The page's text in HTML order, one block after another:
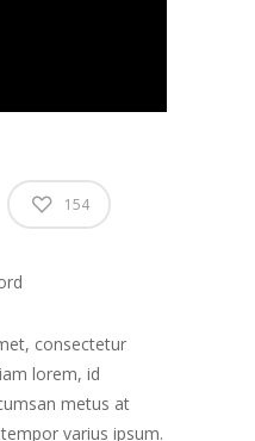
154
consectetur
lorem, id
metus at
varius ipsum.